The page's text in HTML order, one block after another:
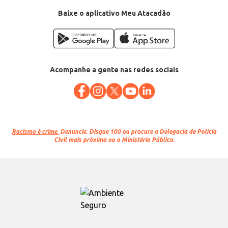
Baixe o aplicativo Meu Atacadão
Acompanhe a gente nas redes sociais
Racismo é crime. Denuncie. Disque 100 ou procure a Delegacia de Polícia
Civil mais próxima ou o Ministério Público.